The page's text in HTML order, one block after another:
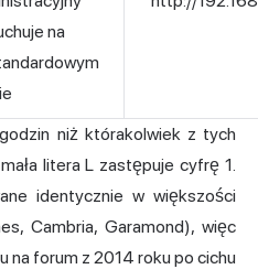
na
niż którakolwiek z tych
litera L zastępuje cyfrę 1.
identycznie w większości
Cambria, Garamond), więc
na forum z 2014 roku po cichu